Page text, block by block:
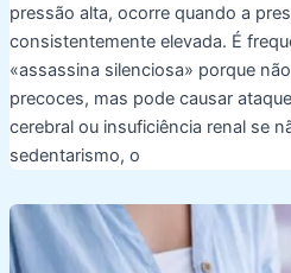
pressão alta, ocorre quando a
consistentemente elevada. É
«assassina silenciosa» porque
precoces, mas pode causar
cerebral ou insuficiência renal se
sedentarismo, o